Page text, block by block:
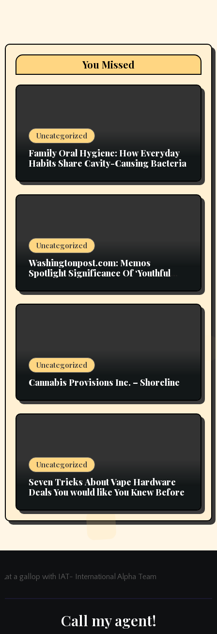
You Missed
Uncategorized
Family Oral Hygiene: How Everyday
Habits Share Cavity-Causing Bacteria
Uncategorized
Washingtonpost.com: Memos
Spotlight Significance Of ‘Youthful
Uncategorized
Cannabis Provisions Inc. – Shoreline
Uncategorized
Seven Tricks About Vape Hardware
Deals You would like You Knew Before
at a gallop with IAT- International Alpha Team
Call my agent!